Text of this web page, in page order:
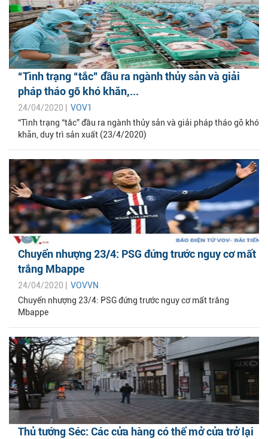
“Tình trạng “tắc” đầu ra ngành thủy sản và giải
pháp tháo gỡ khó khăn,...
24/04/2020 | VOV1
“Tình trạng “tắc” đầu ra ngành thủy sản và giải pháp tháo gỡ khó
khăn, duy trì sản xuất (23/4/2020)
Chuyển nhượng 23/4: PSG đứng trước nguy cơ mất
trắng Mbappe
24/04/2020 | VOVVN
Chuyển nhượng 23/4: PSG đứng trước nguy cơ mất trắng
Mbappe
Thủ tướng Séc: Các cửa hàng có thể mở cửa trở lại